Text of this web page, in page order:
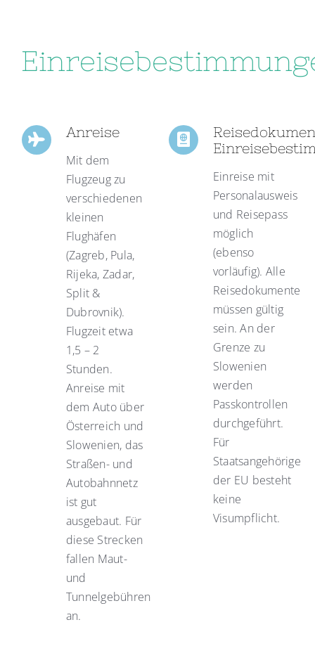
Anreise
Mit dem
Flugzeug zu
verschiedenen
kleinen
Flughäfen
(Zagreb, Pula,
Rijeka, Zadar,
Split &
Dubrovnik).
Flugzeit etwa
1,5 – 2
Stunden.
Anreise mit
dem Auto über
Österreich und
Slowenien, das
Straßen- und
Autobahnnetz
ist gut
ausgebaut. Für
diese Strecken
fallen Maut-
und
Tunnelgebühren
an.
Einreise mit
Personalausweis
und Reisepass
möglich
(ebenso
vorläufig). Alle
Reisedokumente
müssen gültig
sein. An der
Grenze zu
Slowenien
werden
Passkontrollen
durchgeführt.
Für
Staatsangehörige
der EU besteht
keine
Visumpflicht.